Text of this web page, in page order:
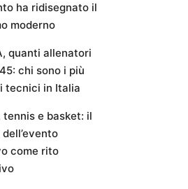
ha ridisegnato il
moderno
quanti allenatori
chi sono i più
tecnici in Italia
tennis e basket: il
come rito